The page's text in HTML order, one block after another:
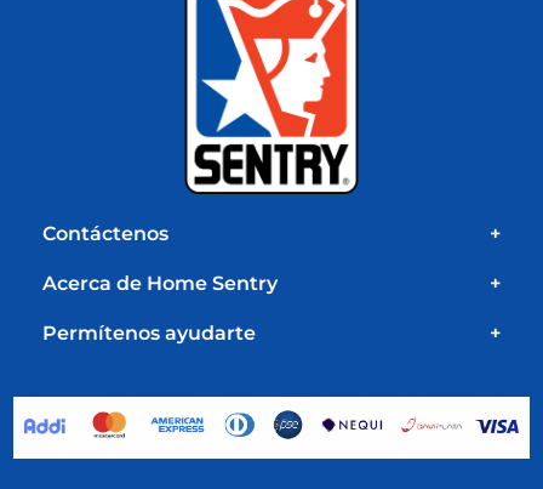
Contáctenos +
Acerca de Home Sentry +
Permítenos ayudarte +